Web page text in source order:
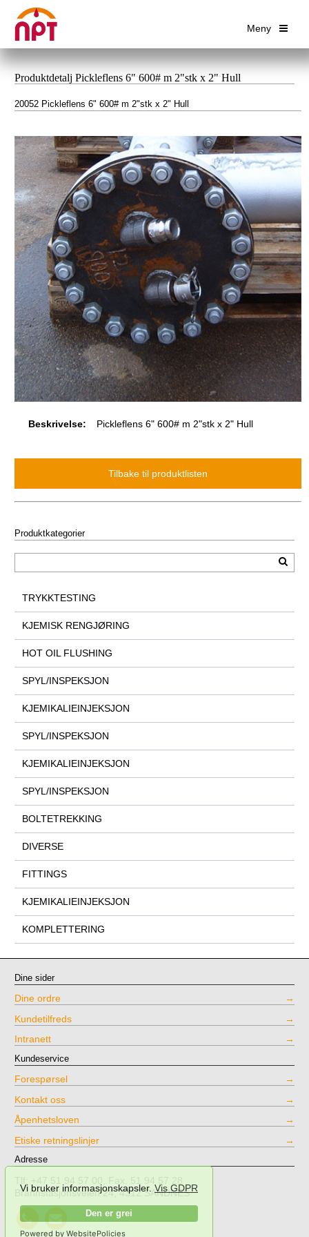
Vi bruker informasjonskapsler.Vis GDPR
Den er grei
Powered by WebsitePolicies
Meny
Produktdetalj Pickleflens 6" 600# m 2"stk x 2" Hull
20052 Pickleflens 6" 600# m 2"stk x 2" Hull
Beskrivelse: Pickleflens 6" 600# m 2"stk x 2" Hull
Produktkategorier
TRYKKTESTING
KJEMISK RENGJØRING
HOT OIL FLUSHING
SPYL/INSPEKSJON
KJEMIKALIEINJEKSJON
SPYL/INSPEKSJON
KJEMIKALIEINJEKSJON
SPYL/INSPEKSJON
BOLTETREKKING
DIVERSE
FITTINGS
KJEMIKALIEINJEKSJON
KOMPLETTERING
Dine sider
Dine ordre
Kundetilfreds
Intranett
Kundeservice
Forespørsel
Kontakt oss
Åpenhetsloven
Etiske retningslinjer
Adresse
Tlf: +47 51 94 57 00, Fax. 51 94 57 28
Brannstasjonsveien 24, 4312 SANDNES
Call
NPT
Send
mail